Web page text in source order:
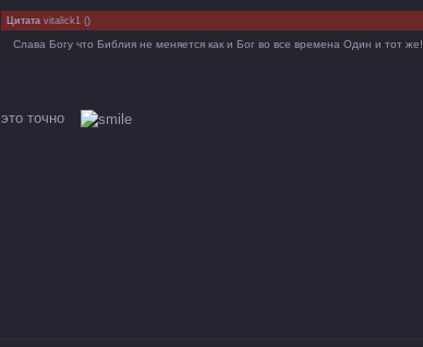
Цитата vitalick1 ()
Слава Богу что Библия не меняется как и Бог во все времена Один и тот же!
это точно